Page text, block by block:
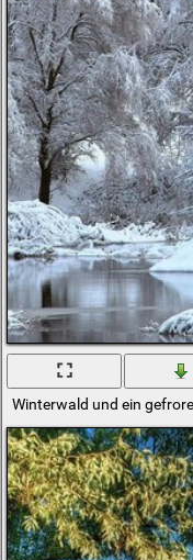
Winterwald und ein